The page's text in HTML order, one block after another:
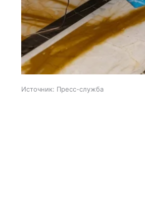
Источник: Пресс-служба